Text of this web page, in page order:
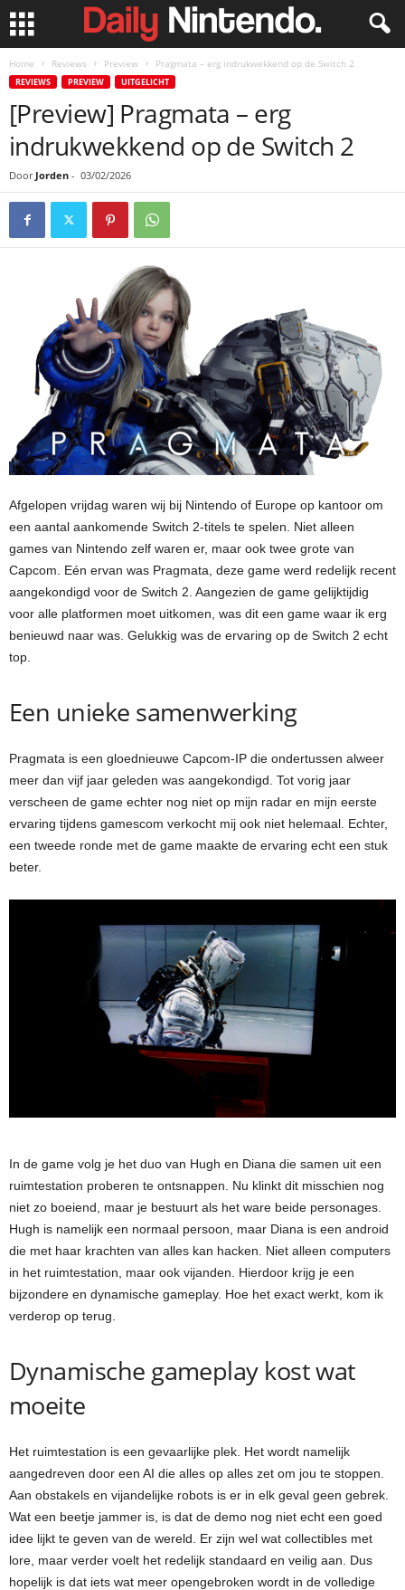
Home Reviews Preview Pragmata – erg indrukwekkend op de Switch 2
REVIEWS PREVIEW UITGELICHT
[Preview] Pragmata – erg
indrukwekkend op de Switch 2
Door Jorden - 03/02/2026
Afgelopen vrijdag waren wij bij Nintendo of Europe op kantoor om
een aantal aankomende Switch 2-titels te spelen. Niet alleen
games van Nintendo zelf waren er, maar ook twee grote van
Capcom. Eén ervan was Pragmata, deze game werd redelijk recent
aangekondigd voor de Switch 2. Aangezien de game gelijktijdig
voor alle platformen moet uitkomen, was dit een game waar ik erg
benieuwd naar was. Gelukkig was de ervaring op de Switch 2 echt
top.
Een unieke samenwerking
Pragmata is een gloednieuwe Capcom-IP die ondertussen alweer
meer dan vijf jaar geleden was aangekondigd. Tot vorig jaar
verscheen de game echter nog niet op mijn radar en mijn eerste
ervaring tijdens gamescom verkocht mij ook niet helemaal. Echter,
een tweede ronde met de game maakte de ervaring echt een stuk
beter.
In de game volg je het duo van Hugh en Diana die samen uit een
ruimtestation proberen te ontsnappen. Nu klinkt dit misschien nog
niet zo boeiend, maar je bestuurt als het ware beide personages.
Hugh is namelijk een normaal persoon, maar Diana is een android
die met haar krachten van alles kan hacken. Niet alleen computers
in het ruimtestation, maar ook vijanden. Hierdoor krijg je een
bijzondere en dynamische gameplay. Hoe het exact werkt, kom ik
verderop op terug.
Dynamische gameplay kost wat
moeite
Het ruimtestation is een gevaarlijke plek. Het wordt namelijk
aangedreven door een AI die alles op alles zet om jou te stoppen.
Aan obstakels en vijandelijke robots is er in elk geval geen gebrek.
Wat een beetje jammer is, is dat de demo nog niet echt een goed
idee lijkt te geven van de wereld. Er zijn wel wat collectibles met
lore, maar verder voelt het redelijk standaard en veilig aan. Dus
hopelijk is dat iets wat meer opengebroken wordt in de volledige